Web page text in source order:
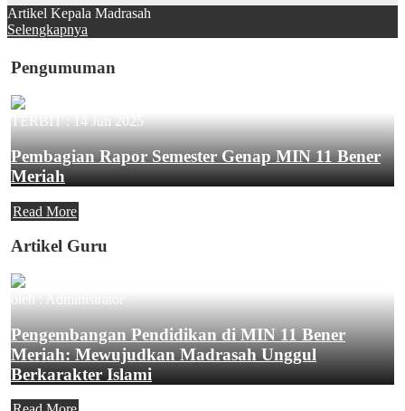
Artikel Kepala Madrasah
Selengkapnya
Pengumuman
TERBIT :14 Jun 2025
Pembagian Rapor Semester Genap MIN 11 Bener
Meriah
Read More
Artikel Guru
oleh : Administrator
Pengembangan Pendidikan di MIN 11 Bener
Meriah: Mewujudkan Madrasah Unggul
Berkarakter Islami